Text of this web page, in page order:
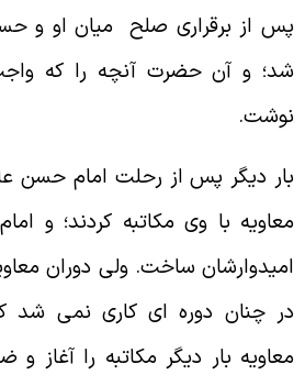
از برقرارى صلح ميان او و حسن
و آن حضرت آنچه را كه واجب
ديگر پس از رحلت امام حسن
با وى مكاتبه كردند؛ و
ساخت. ولى دوران
چنان دوره اى كارى نمى شد
بار ديگر مكاتبه را آغاز و